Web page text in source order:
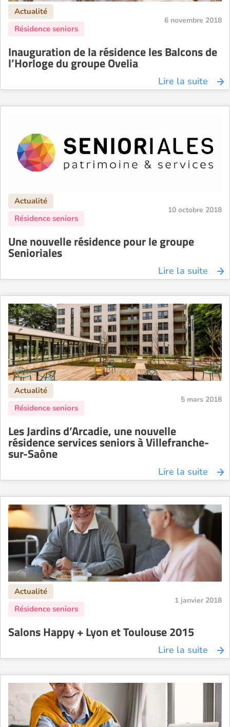
6 novembre 2018
Inauguration de la résidence les Balcons de
l’Horloge du groupe Ovelia
Lire la suite
10 octobre 2018
Une nouvelle résidence pour le groupe
Senioriales
Lire la suite
5 mars 2018
Les Jardins d’Arcadie, une nouvelle
résidence services seniors à Villefranche-
sur-Saône
Lire la suite
1 janvier 2018
Salons Happy + Lyon et Toulouse 2015
Lire la suite